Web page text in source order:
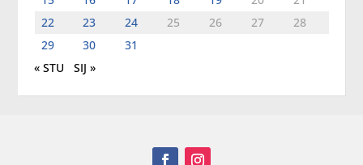
22
23 24 25 26 27
28
29
30
31
« STU
SIJ »